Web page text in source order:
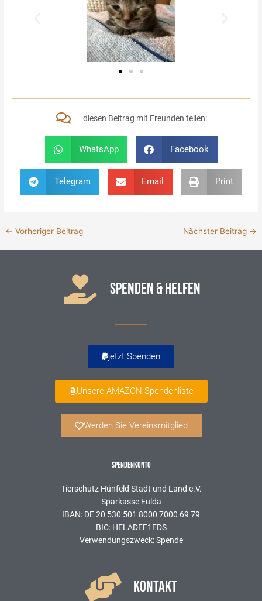
diesen Beitrag mit Freunden teilen:
WhatsApp Facebook
Telegram Email Print
← Vorheriger Beitrag Nächster Beitrag →
SPENDEN & HELFEN
jetzt Spenden
Unsere AMAZON Spendenliste
Werden Sie Vereinsmitglied
SPENDENKONTO
Tierschutz Hünfeld Stadt und Land e.V.
Sparkasse Fulda
IBAN: DE 20 530 501 8000 7000 69 79
BIC: HELADEF1FDS
Verwendungszweck: Spende
KONTAKT